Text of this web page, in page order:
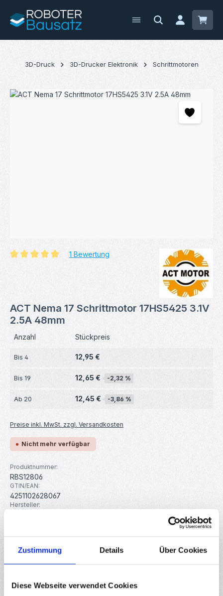
Zustimmung Details Über Cookies
Diese Webseite verwendet Cookies
Zum Hauptinhalt springen
3D-Druck 3D-Drucker Elektronik Schrittmotoren
Bildergalerie überspringen
Durchschnittliche Bewertung von 5 von 5 Sternen
1 Bewertung
ACT Nema 17 Schrittmotor 17HS5425 3.1V
2.5A 48mm
Anzahl Stückpreis
Bis 4 12,95 €
Bis 19 12,65 € -2,32 %
Ab 20 12,45 € -3,86 %
Preise inkl. MwSt. zzgl. Versandkosten
Nicht mehr verfügbar
Produktnummer:
RBS12806
GTIN/EAN:
4251102628067
Hersteller:
Beschreibung
Schrittmotor zum Bau von 3D-Druckern, CNC-Maschinen
Einsatzgebiete,… Mehr